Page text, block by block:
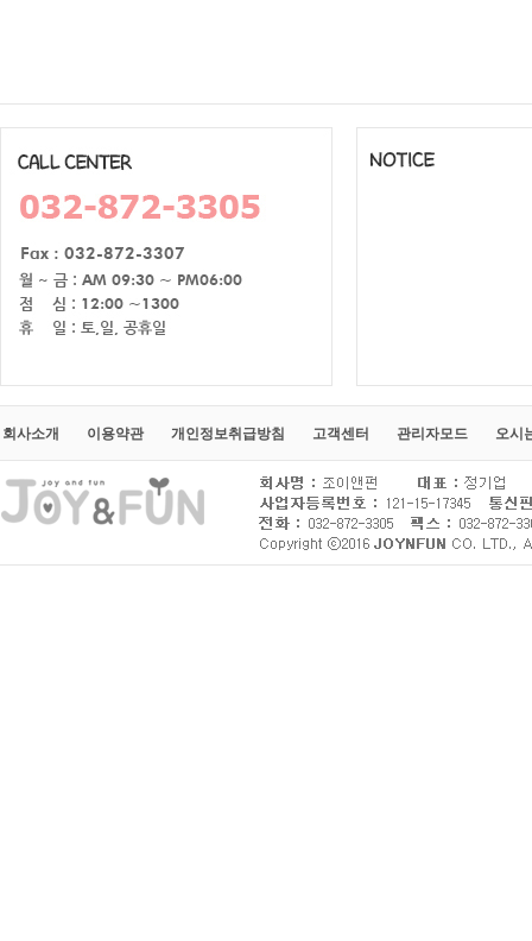
회사소개 이용약관 개인정보취급방침 고객센터 관리자모드 오시